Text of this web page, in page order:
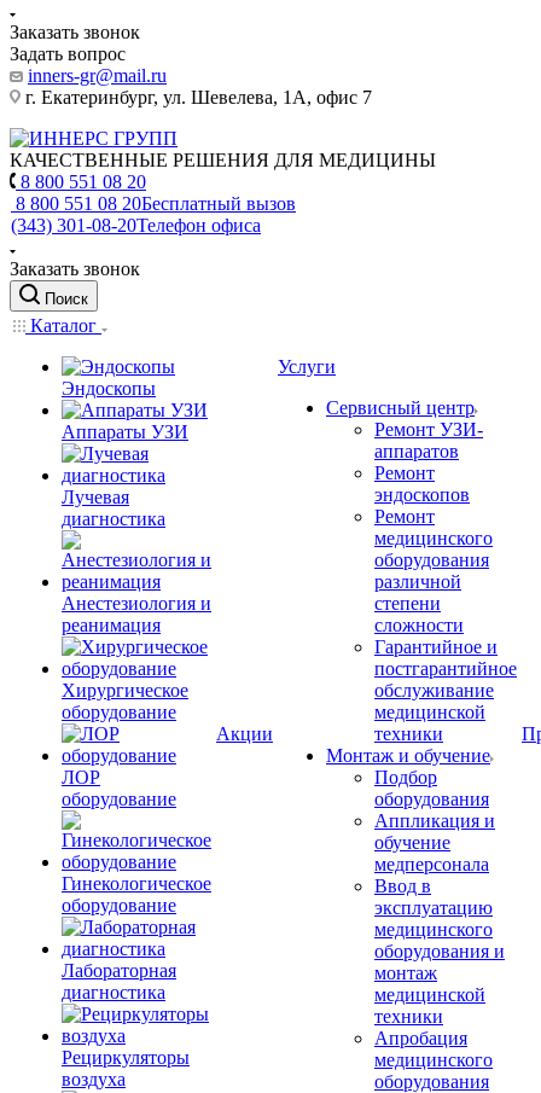
Заказать звонок
Задать вопрос
inners-gr@mail.ru
г. Екатеринбург, ул. Шевелева, 1А, офис 7
КАЧЕСТВЕННЫЕ РЕШЕНИЯ ДЛЯ МЕДИЦИНЫ
8 800 551 08 20
8 800 551 08 20Бесплатный вызов
(343) 301-08-20Телефон офиса
Заказать звонок
Поиск
Каталог
Эндоскопы
Аппараты УЗИ
Лучевая
диагностика
Анестезиология и
реанимация
Хирургическое
оборудование
ЛОР
оборудование
Гинекологическое
оборудование
Лабораторная
диагностика
Рециркуляторы
воздуха
Акции
Услуги
Сервисный центр
Ремонт УЗИ-
аппаратов
Ремонт
эндоскопов
Ремонт
медицинского
оборудования
различной
степени
сложности
Гарантийное и
постгарантийное
обслуживание
медицинской
техники
Монтаж и обучение
Подбор
оборудования
Аппликация и
обучение
медперсонала
Ввод в
эксплуатацию
медицинского
оборудования и
монтаж
медицинской
техники
Апробация
медицинского
оборудования